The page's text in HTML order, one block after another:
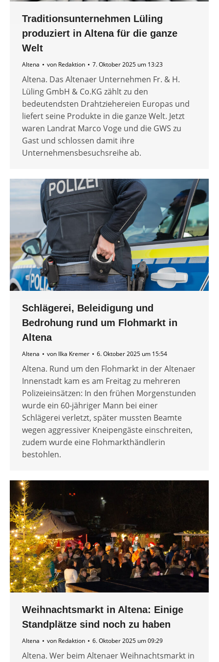
Traditionsunternehmen Lüling
produziert in Altena für die ganze
Welt
Altena von Redaktion 7. Oktober 2025 um 13:23
Altena. Das Altenaer Unternehmen Fr. & H.
Lüling GmbH & Co.KG zählt zu den
bedeutendsten Drahtziehereien Europas und
liefert seine Produkte in die ganze Welt. Jetzt
waren Landrat Marco Voge und die GWS zu
Gast und schlossen damit ihre
Unternehmensbesuchsreihe ab.
Schlägerei, Beleidigung und
Bedrohung rund um Flohmarkt in
Altena
Altena von Ilka Kremer 6. Oktober 2025 um 15:54
Altena. Rund um den Flohmarkt in der Altenaer
Innenstadt kam es am Freitag zu mehreren
Polizeieinsätzen: In den frühen Morgenstunden
wurde ein 60-jähriger Mann bei einer
Schlägerei verletzt, später mussten Beamte
wegen aggressiver Kneipengäste einschreiten,
zudem wurde eine Flohmarkthändlerin
bestohlen.
Weihnachtsmarkt in Altena: Einige
Standplätze sind noch zu haben
Altena von Redaktion 6. Oktober 2025 um 09:29
Altena. Wer beim Altenaer Weihnachtsmarkt in